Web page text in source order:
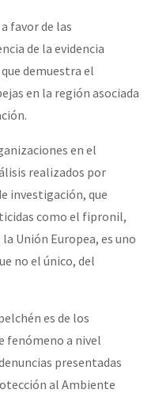
favor de las
de la evidencia
demuestra el
en la región asociada
en el
realizados por
investigación, que
como el fipronil,
Unión Europea, es uno
no el único, del
es de los
fenómeno a nivel
presentadas
al Ambiente